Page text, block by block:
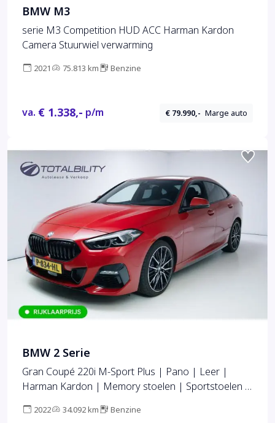
BMW M3
serie M3 Competition HUD ACC Harman Kardon
Camera Stuurwiel verwarming
2021 75.813 km Benzine
va. € 1.338,- p/m € 79.990,- Marge auto
BMW 2 Serie
Gran Coupé 220i M-Sport Plus | Pano | Leer |
Harman Kardon | Memory stoelen | Sportstoelen |
2022 34.092 km Benzine